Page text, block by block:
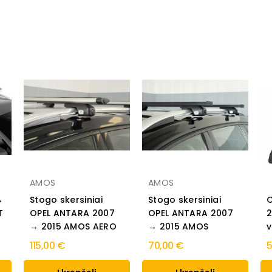
AMOS
Stogo skersiniai
OPEL ANTARA 2007
→ 2015 AMOS AERO
115,00 €
AMOS
Stogo skersiniai
OPEL ANTARA 2007
→ 2015 AMOS
70,00 €